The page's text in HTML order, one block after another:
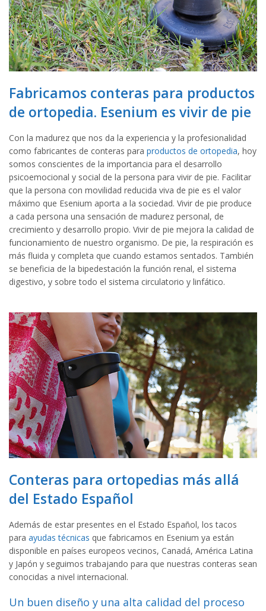
Fabricamos conteras para productos
de ortopedia. Esenium es vivir de pie
Con la madurez que nos da la experiencia y la profesionalidad
como fabricantes de conteras para productos de ortopedia, hoy
somos conscientes de la importancia para el desarrollo
psicoemocional y social de la persona para vivir de pie. Facilitar
que la persona con movilidad reducida viva de pie es el valor
máximo que Esenium aporta a la sociedad. Vivir de pie produce
a cada persona una sensación de madurez personal, de
crecimiento y desarrollo propio. Vivir de pie mejora la calidad de
funcionamiento de nuestro organismo. De pie, la respiración es
más fluida y completa que cuando estamos sentados. También
se beneficia de la bipedestación la función renal, el sistema
digestivo, y sobre todo el sistema circulatorio y linfático.
Conteras para ortopedias más allá
del Estado Español
Además de estar presentes en el Estado Español, los tacos
para ayudas técnicas que fabricamos en Esenium ya están
disponible en países europeos vecinos, Canadá, América Latina
y Japón y seguimos trabajando para que nuestras conteras sean
conocidas a nivel internacional.
Un buen diseño y una alta calidad del proceso